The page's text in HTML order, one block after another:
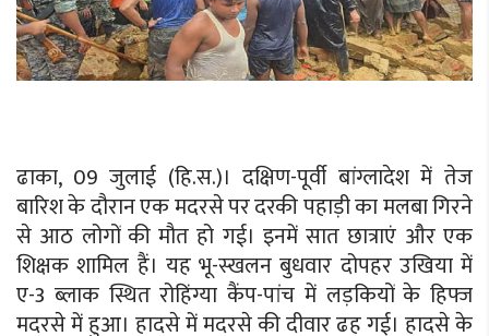
ढाका, 09 जुलाई (हि.स.)। दक्षिण-पूर्वी बांग्लादेश में तेज
बारिश के दौरान एक मदरसे पर दरकी पहाड़ी का मलबा गिरने
से आठ लोगों की मौत हो गई। इनमें सात छात्राएं और एक
शिक्षक शामिल हैं। यह भू-स्खलन बुधवार दोपहर उखिया में
ए-3 ब्लाक स्थित रोहिंग्या कैंप-पांच में लड़कियों के हिफ्ज
मदरसे में हुआ। हादसे में मदरसे की दीवार ढह गई। हादसे के